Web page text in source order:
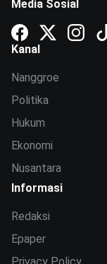
Media Sosial
Kanal
Nanggroe
Politika
Hukum
Ekonomi
Nusantara
Informasi
Redaksi
Epaper
Privacy Policy